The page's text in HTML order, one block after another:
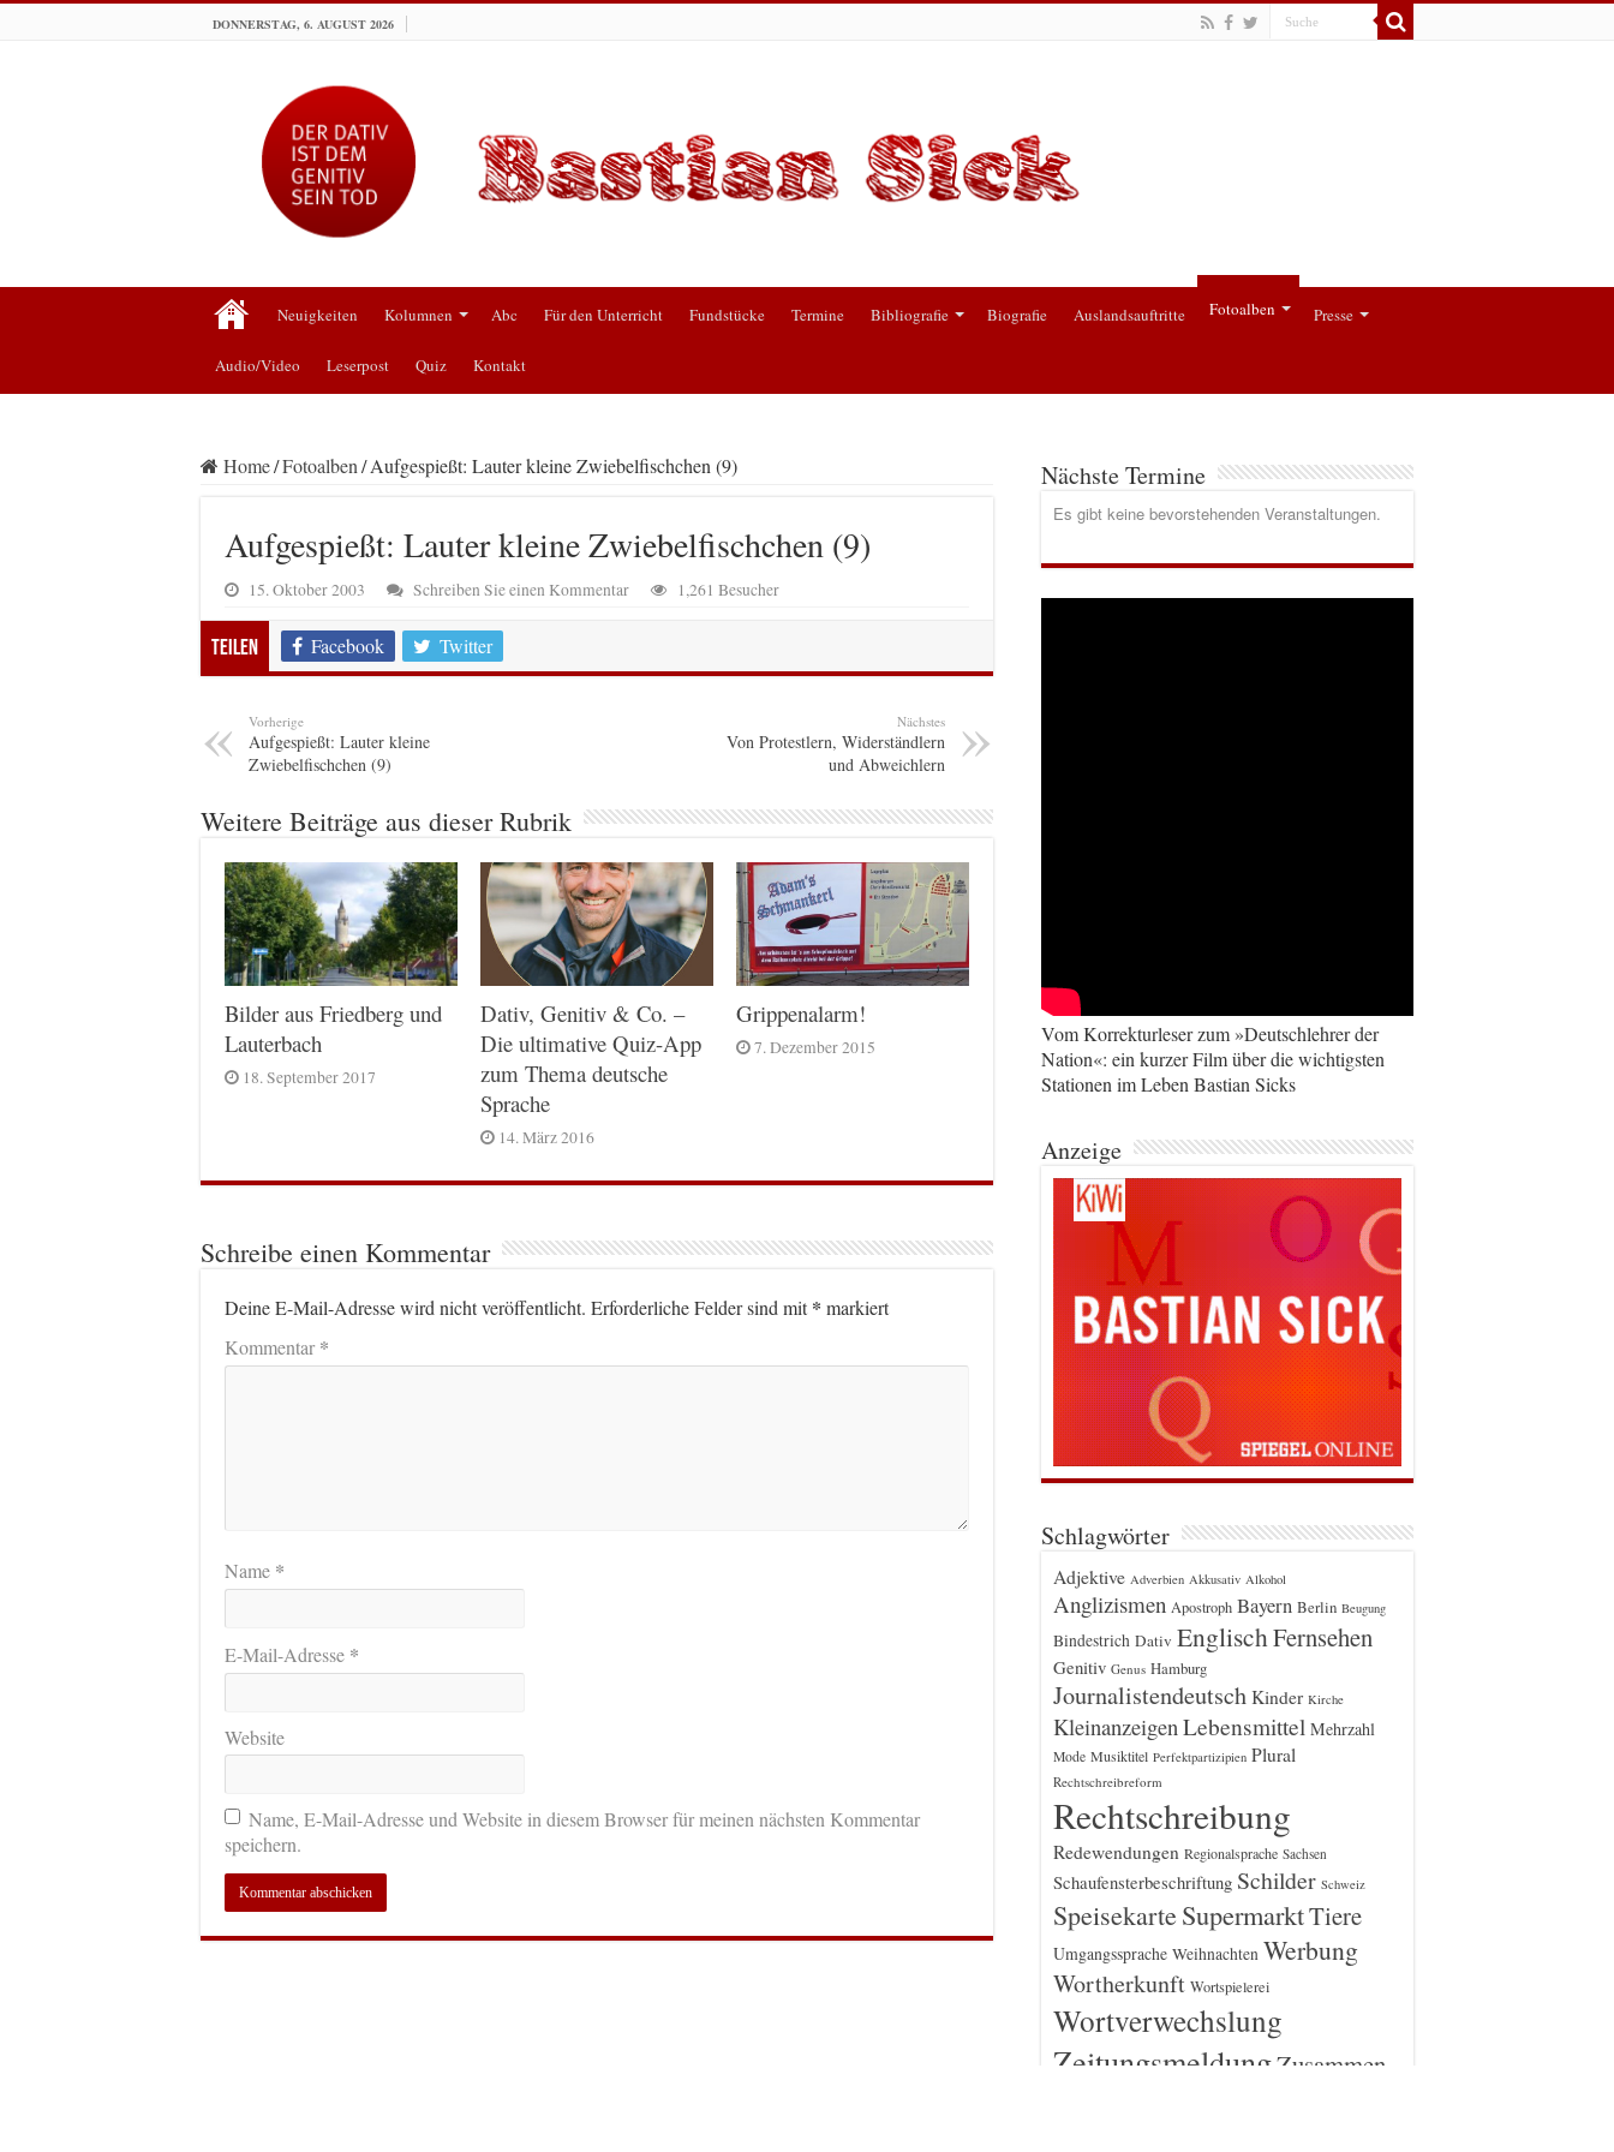
DONNERSTAG, 6. AUGUST 2026
Neuigkeiten Kolumnen Abc Für den Unterricht Fundstücke Termine Bibliografie Biografie Auslandsauftritte Fotoalben Presse
Audio/Video Leserpost Quiz Kontakt
Home/Fotoalben/Aufgespießt: Lauter kleine Zwiebelfischchen (9)
Aufgespießt: Lauter kleine Zwiebelfischchen (9)
15. Oktober 2003 Schreiben Sie einen Kommentar 1,261 Besucher
Teilen Facebook Twitter
Vorherige
Aufgespießt: Lauter kleine
Zwiebelfischchen (9)
Nächstes
Von Protestlern, Widerständlern
und Abweichlern
Weitere Beiträge aus dieser Rubrik
Bilder aus Friedberg und
Lauterbach
18. September 2017
Dativ, Genitiv & Co. –
Die ultimative Quiz-App
zum Thema deutsche
Sprache
14. März 2016
Grippenalarm!
7. Dezember 2015
Schreibe einen Kommentar
Deine E-Mail-Adresse wird nicht veröffentlicht. Erforderliche Felder sind mit* markiert
Kommentar*
Name *
E-Mail-Adresse *
Website
Name, E-Mail-Adresse und Website in diesem Browser für meinen nächsten Kommentar
speichern.
Nächste Termine
Es gibt keine bevorstehenden Veranstaltungen.
Vom Korrekturleser zum »Deutschlehrer der
Nation«: ein kurzer Film über die wichtigsten
Stationen im Leben Bastian Sicks
Anzeige
Schlagwörter
Adjektive Adverbien Akkusativ Alkohol
Anglizismen Apostroph Bayern Berlin Beugung
Bindestrich Dativ EnglischFernsehen
Genitiv Genus Hamburg
Journalistendeutsch Kinder Kirche
Kleinanzeigen Lebensmittel Mehrzahl
Mode Musiktitel Perfektpartizipien Plural
Rechtschreibreform
Rechtschreibung
Redewendungen Regionalsprache Sachsen
Schaufensterbeschriftung Schilder Schweiz
Speisekarte SupermarktTiere
Umgangssprache Weihnachten Werbung
Wortherkunft Wortspielerei
Wortverwechslung
ZeitungsmeldungZusammen-